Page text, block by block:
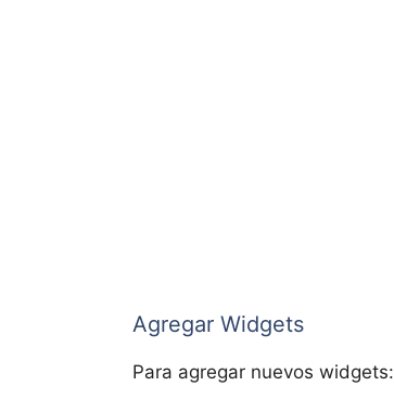
Agregar Widgets
Para agregar nuevos widgets: